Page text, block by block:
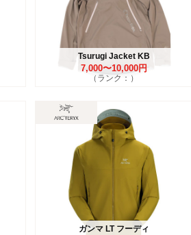
Tsurugi Jacket KB
7,000〜10,000円
（ランク：）
ガンマ LT フーディ